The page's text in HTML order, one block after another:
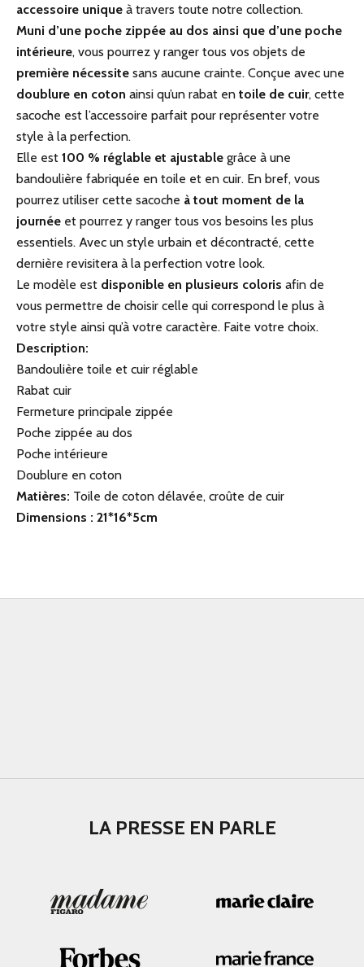
accessoire unique à travers toute notre collection.
Muni d’une poche zippée au dos ainsi que d’une poche
intérieure, vous pourrez y ranger tous vos objets de
première nécessite sans aucune crainte. Conçue avec une
doublure en coton ainsi qu’un rabat en toile de cuir, cette
sacoche est l’accessoire parfait pour représenter votre
style à la perfection.
Elle est 100 % réglable et ajustable grâce à une
bandoulière fabriquée en toile et en cuir. En bref, vous
pourrez utiliser cette sacoche à tout moment de la
journée et pourrez y ranger tous vos besoins les plus
essentiels. Avec un style urbain et décontracté, cette
dernière revisitera à la perfection votre look.
Le modèle est disponible en plusieurs coloris afin de
vous permettre de choisir celle qui correspond le plus à
votre style ainsi qu’à votre caractère. Faite votre choix.
Description:
Bandoulière toile et cuir réglable
Rabat cuir
Fermeture principale zippée
Poche zippée au dos
Poche intérieure
Doublure en coton
Matières: Toile de coton délavée, croûte de cuir
Dimensions : 21*16*5cm
LA PRESSE EN PARLE